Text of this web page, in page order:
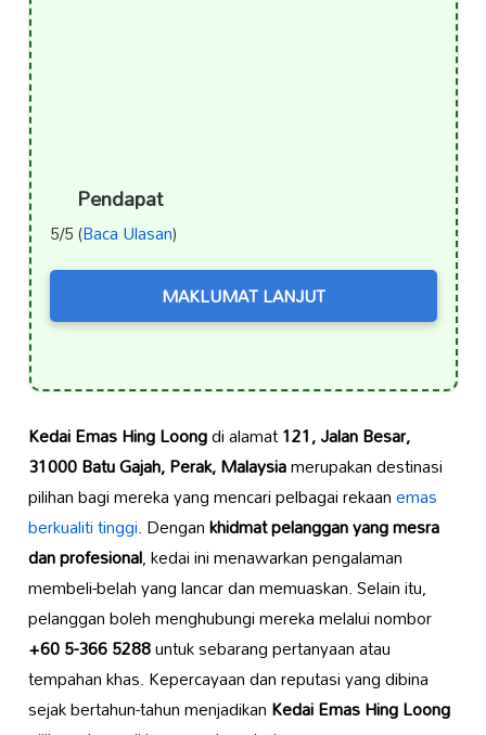
Pendapat
5/5 (Baca Ulasan)
MAKLUMAT LANJUT
Kedai Emas Hing Loongdi alamat121, Jalan Besar,
31000 Batu Gajah, Perak, Malaysiamerupakan destinasi
pilihan bagi mereka yang mencari pelbagai rekaanemas
berkualiti tinggi. Dengankhidmat pelanggan yang mesra
dan profesional, kedai ini menawarkan pengalaman
membeli-belah yang lancar dan memuaskan. Selain itu,
pelanggan boleh menghubungi mereka melalui nombor
+60 5-366 5288untuk sebarang pertanyaan atau
tempahan khas. Kepercayaan dan reputasi yang dibina
sejak bertahun-tahun menjadikanKedai Emas Hing Loong